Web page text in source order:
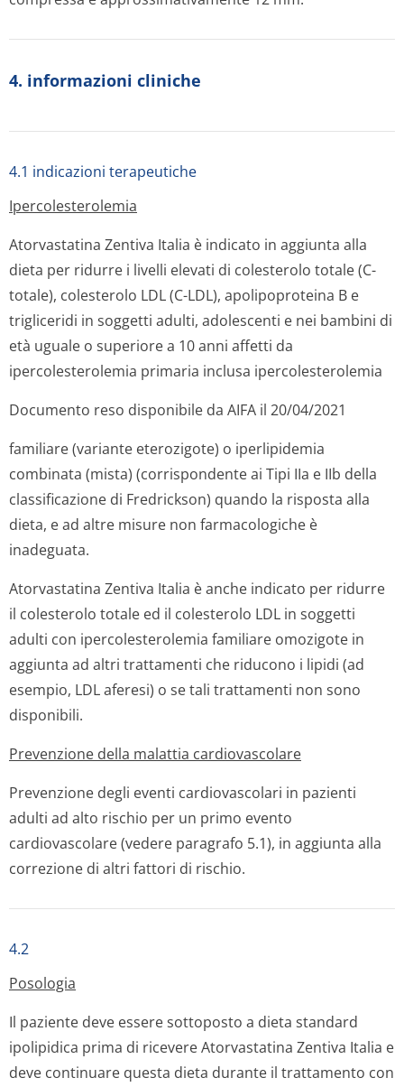
4. informazioni cliniche
4.1 indicazioni terapeutiche
Ipercolestero­lemia
Atorvastatina Zentiva Italia è indicato in aggiunta alla
dieta per ridurre i livelli elevati di colesterolo totale (C-
totale), colesterolo LDL (C-LDL), apolipoproteina B e
trigliceridi in soggetti adulti, adolescenti e nei bambini di
età uguale o superiore a 10 anni affetti da
ipercolesterolemia primaria inclusa ipercolesterolemia
Documento reso disponibile da AIFA il 20/04/2021
familiare (variante eterozigote) o iperlipidemia
combinata (mista) (corrispondente ai Tipi IIa e IIb della
classificazione di Fredrickson) quando la risposta alla
dieta, e ad altre misure non farmacologiche è
inadeguata.
Atorvastatina Zentiva Italia è anche indicato per ridurre
il colesterolo totale ed il colesterolo LDL in soggetti
adulti con ipercolesterolemia familiare omozigote in
aggiunta ad altri trattamenti che riducono i lipidi (ad
esempio, LDL aferesi) o se tali trattamenti non sono
disponibili.
Prevenzione della malattia cardiovascolare
Prevenzione degli eventi cardiovascolari in pazienti
adulti ad alto rischio per un primo evento
cardiovascolare (vedere paragrafo 5.1), in aggiunta alla
correzione di altri fattori di rischio.
4.2
Posologia
Il paziente deve essere sottoposto a dieta standard
ipolipidica prima di ricevere Atorvastatina Zentiva Italia e
deve continuare questa dieta durante il trattamento con